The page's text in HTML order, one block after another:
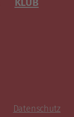
KLUB
Datenschutz